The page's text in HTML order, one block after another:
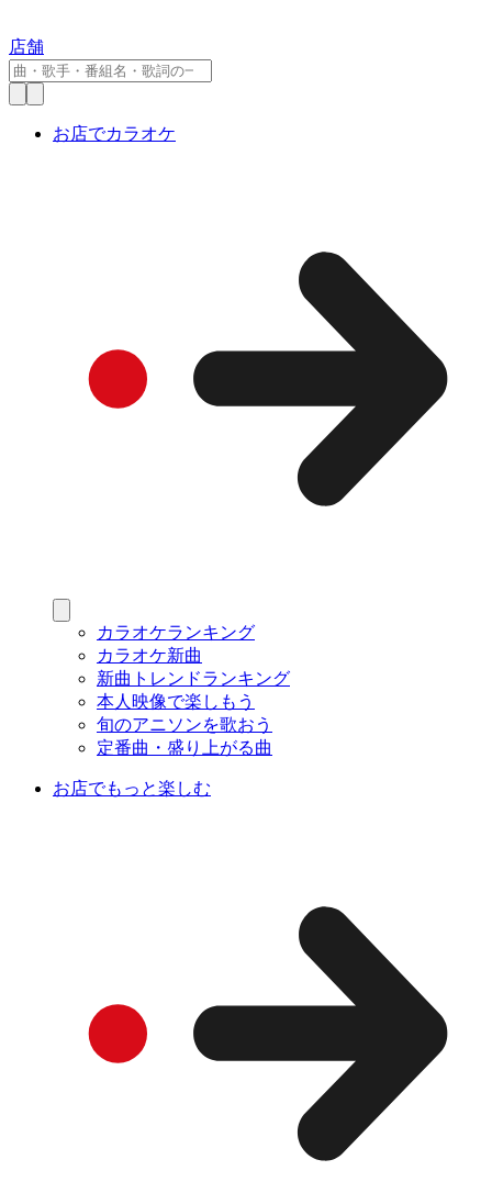
店舗
お店でカラオケ
カラオケランキング
カラオケ新曲
新曲トレンドランキング
本人映像で楽しもう
旬のアニソンを歌おう
定番曲・盛り上がる曲
お店でもっと楽しむ